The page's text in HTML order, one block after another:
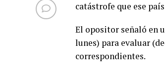
catástrofe que ese
El opositor señaló en
lunes) para evaluar
correspondientes.